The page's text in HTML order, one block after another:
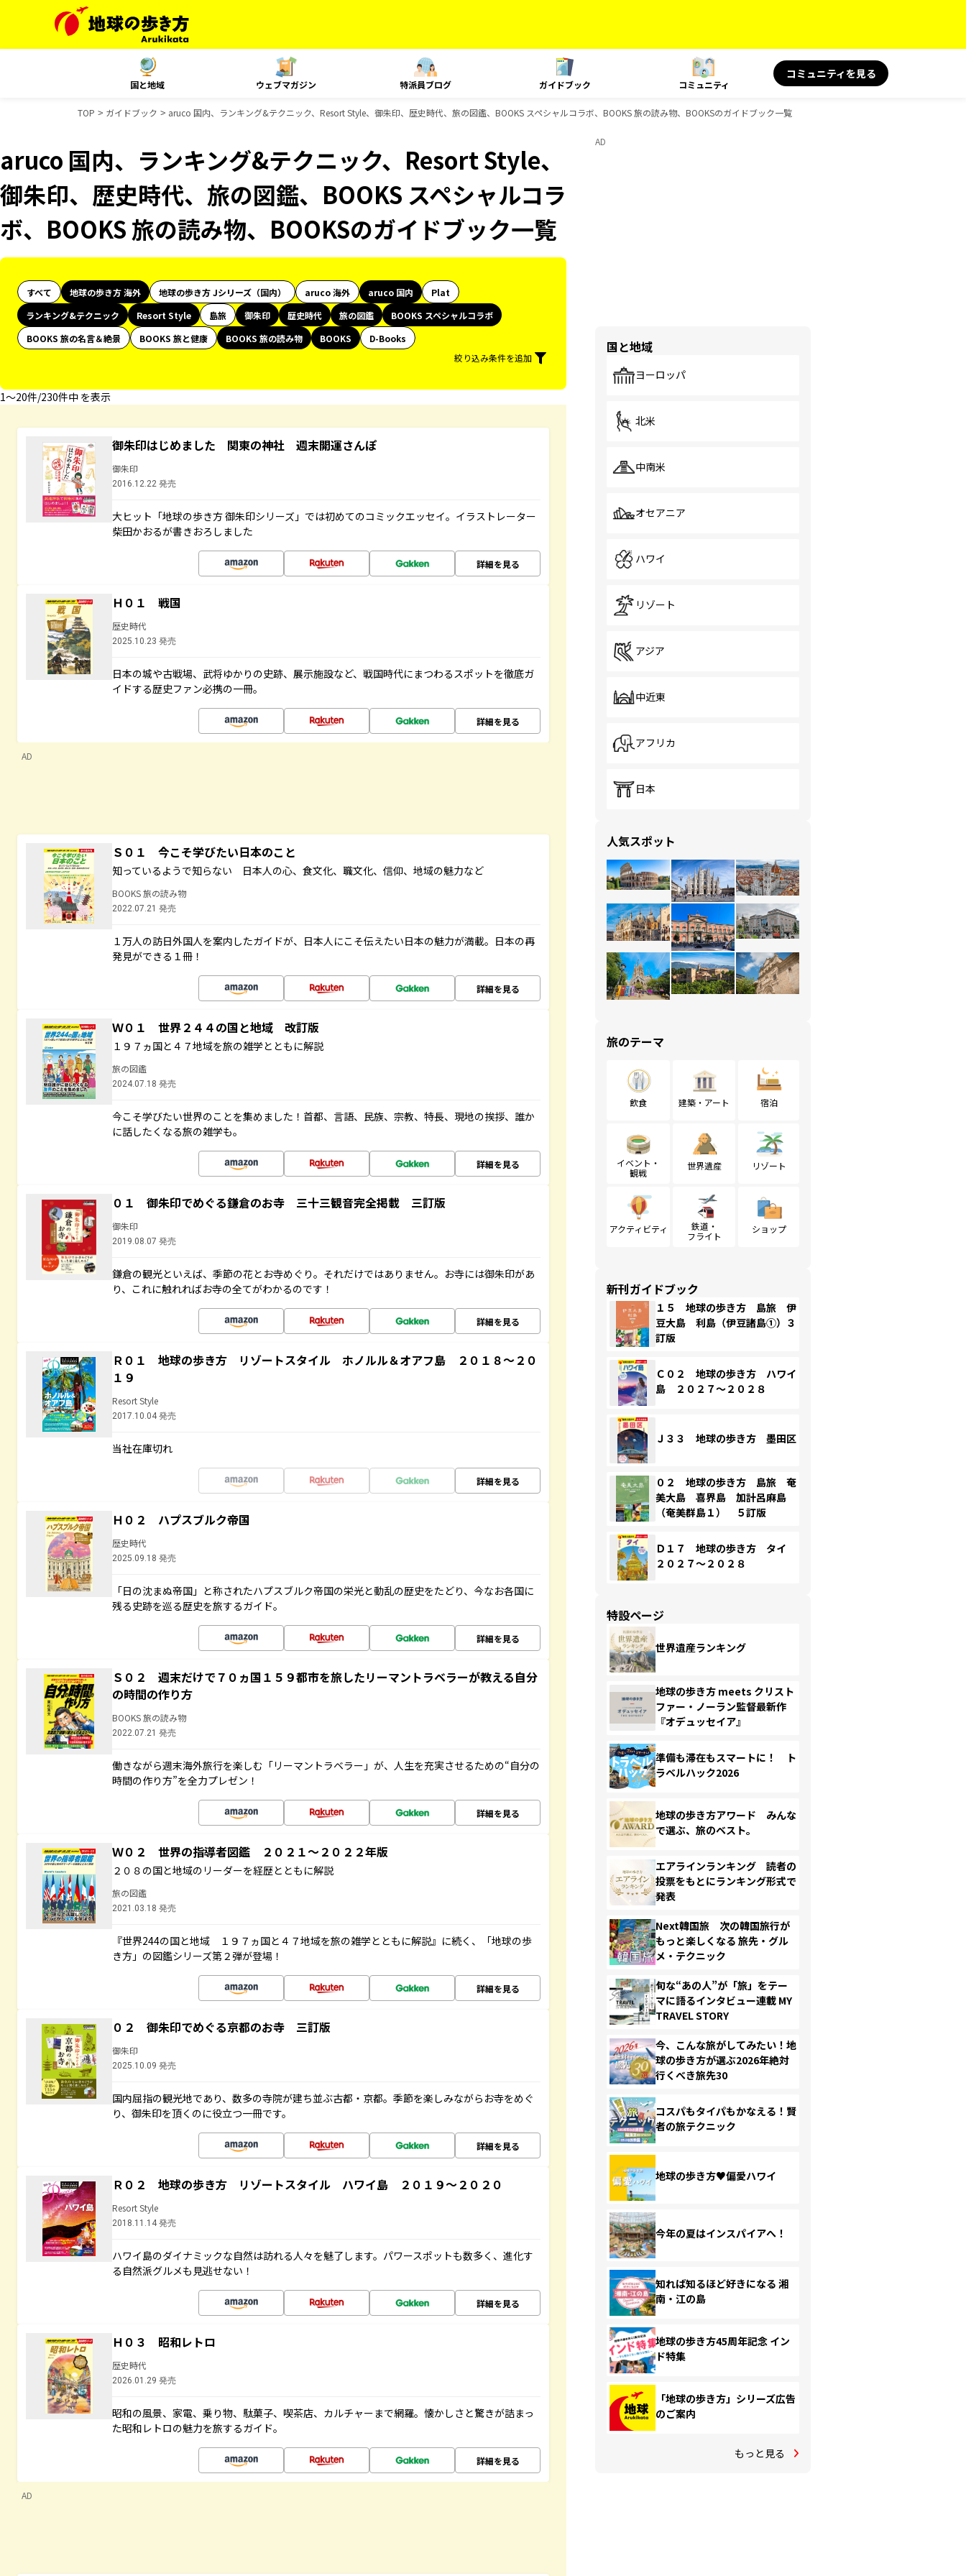
国と地域 ウェブマガジン 特派員ブログ ガイドブック コミュニティ
コミュニティを見る
TOP ガイドブック aruco 国内、ランキング&テクニック、Resort Style、御朱印、歴史時代、旅の図鑑、BOOKS スペシャルコラボ、BOOKS 旅の読み物、BOOKSのガイドブック一覧
aruco 国内、ランキング&テクニック、Resort Style、
御朱印、歴史時代、旅の図鑑、BOOKS スペシャルコラ
ボ、BOOKS 旅の読み物、BOOKSのガイドブック一覧
すべて 地球の歩き方 海外 地球の歩き方 Jシリーズ（国内） aruco 海外 aruco 国内
Plat
ランキング&テクニック
Resort Style 島旅 御朱印 歴史時代 旅の図鑑
BOOKS スペシャルコラボ
BOOKS 旅の名言＆絶景
BOOKS 旅と健康 BOOKS 旅の読み物 BOOKS
D-Books
絞り込み条件を追加
1〜20件/230件中 を表示
御朱印はじめました 関東の神社 週末開運さんぽ
御朱印
2016.12.22 発売
大ヒット「地球の歩き方 御朱印シリーズ」では初めてのコミックエッセイ。イラストレーター
柴田かおるが書きおろしました
詳細を見る
Ｈ０１ 戦国
歴史時代
2025.10.23 発売
日本の城や古戦場、武将ゆかりの史跡、展示施設など、戦国時代にまつわるスポットを徹底ガ
イドする歴史ファン必携の一冊。
詳細を見る
AD
Ｓ０１ 今こそ学びたい日本のこと
知っているようで知らない 日本人の心、食文化、職文化、信仰、地域の魅力など
BOOKS 旅の読み物
2022.07.21 発売
１万人の訪日外国人を案内したガイドが、日本人にこそ伝えたい日本の魅力が満載。日本の再
発見ができる１冊！
詳細を見る
Ｗ０１ 世界２４４の国と地域 改訂版
１９７ヵ国と４７地域を旅の雑学とともに解説
旅の図鑑
2024.07.18 発売
今こそ学びたい世界のことを集めました！首都、言語、民族、宗教、特長、現地の挨拶、誰か
に話したくなる旅の雑学も。
詳細を見る
０１ 御朱印でめぐる鎌倉のお寺 三十三観音完全掲載 三訂版
御朱印
2019.08.07 発売
鎌倉の観光といえば、季節の花とお寺めぐり。それだけではありません。お寺には御朱印があ
り、これに触れればお寺の全てがわかるのです！
詳細を見る
Ｒ０１ 地球の歩き方 リゾートスタイル ホノルル＆オアフ島 ２０１８～２０
１９
Resort Style
2017.10.04 発売
当社在庫切れ
詳細を見る
Ｈ０２ ハプスブルク帝国
歴史時代
2025.09.18 発売
「日の沈まぬ帝国」と称されたハプスブルク帝国の栄光と動乱の歴史をたどり、今なお各国に
残る史跡を巡る歴史を旅するガイド。
詳細を見る
Ｓ０２ 週末だけで７０ヵ国１５９都市を旅したリーマントラベラーが教える自分
の時間の作り方
BOOKS 旅の読み物
2022.07.21 発売
働きながら週末海外旅行を楽しむ「リーマントラベラー」が、人生を充実させるための“自分の
時間の作り方”を全力プレゼン！
詳細を見る
Ｗ０２ 世界の指導者図鑑 ２０２１～２０２２年版
２０８の国と地域のリーダーを経歴とともに解説
旅の図鑑
2021.03.18 発売
『世界244の国と地域 １９７ヵ国と４７地域を旅の雑学とともに解説』に続く、「地球の歩
き方」の図鑑シリーズ第２弾が登場！
詳細を見る
０２ 御朱印でめぐる京都のお寺 三訂版
御朱印
2025.10.09 発売
国内屈指の観光地であり、数多の寺院が建ち並ぶ古都・京都。季節を楽しみながらお寺をめぐ
り、御朱印を頂くのに役立つ一冊です。
詳細を見る
Ｒ０２ 地球の歩き方 リゾートスタイル ハワイ島 ２０１９～２０２０
Resort Style
2018.11.14 発売
ハワイ島のダイナミックな自然は訪れる人々を魅了します。パワースポットも数多く、進化す
る自然派グルメも見逃せない！
詳細を見る
Ｈ０３ 昭和レトロ
歴史時代
2026.01.29 発売
昭和の風景、家電、乗り物、駄菓子、喫茶店、カルチャーまで網羅。懐かしさと驚きが詰まっ
た昭和レトロの魅力を旅するガイド。
詳細を見る
AD
AD
国と地域
ヨーロッパ
北米
中南米
オセアニア
ハワイ
リゾート
アジア
中近東
アフリカ
日本
人気スポット
旅のテーマ
飲食 建築・アート 宿泊
イベント・
観戦
世界遺産 リゾート
アクティビティ
鉄道・
フライト
ショップ
新刊ガイドブック
１５ 地球の歩き方 島旅 伊
豆大島 利島（伊豆諸島①）３
訂版
Ｃ０２ 地球の歩き方 ハワイ
島 ２０２７～２０２８
Ｊ３３ 地球の歩き方 墨田区
０２ 地球の歩き方 島旅 奄
美大島 喜界島 加計呂麻島
（奄美群島１） ５訂版
Ｄ１７ 地球の歩き方 タイ
２０２７～２０２８
特設ページ
世界遺産ランキング
地球の歩き方 meets クリスト
ファー・ノーラン監督最新作
『オデュッセイア』
準備も滞在もスマートに！ ト
ラベルハック2026
地球の歩き方アワード みんな
で選ぶ、旅のベスト。
エアラインランキング 読者の
投票をもとにランキング形式で
発表
Next韓国旅 次の韓国旅行が
もっと楽しくなる 旅先・グル
メ・テクニック
旬な“あの人”が「旅」をテー
マに語るインタビュー連載 MY
TRAVEL STORY
今、こんな旅がしてみたい！地
球の歩き方が選ぶ2026年絶対
行くべき旅先30
コスパもタイパもかなえる！賢
者の旅テクニック
地球の歩き方♥偏愛ハワイ
今年の夏はインスパイアへ！
知れば知るほど好きになる 湘
南・江の島
地球の歩き方45周年記念 イン
ド特集
「地球の歩き方」シリーズ広告
のご案内
もっと見る